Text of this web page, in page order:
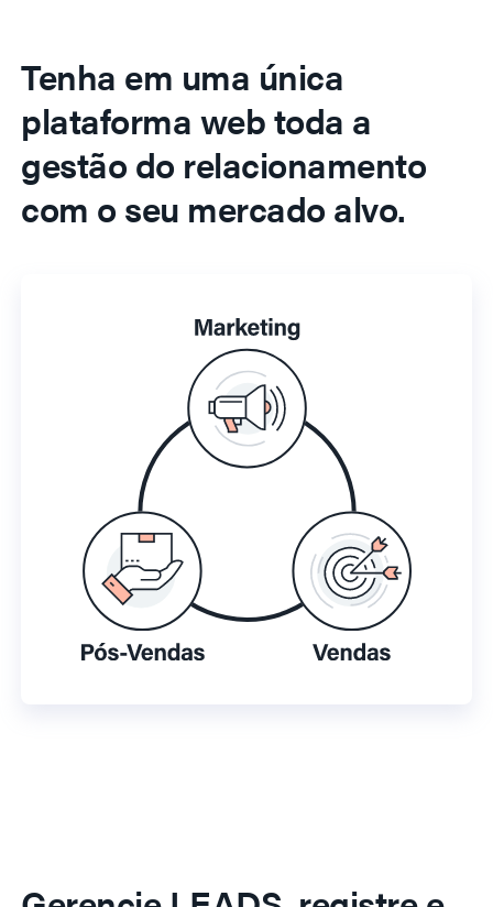
Tenha em uma única
plataforma web toda a
gestão do relacionamento
com o seu mercado alvo.